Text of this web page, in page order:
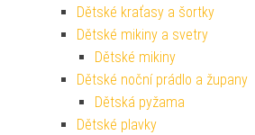
Dětské kraťasy a šortky
Dětské mikiny a svetry
Dětské mikiny
Dětské noční prádlo a župany
Dětská pyžama
Dětské plavky